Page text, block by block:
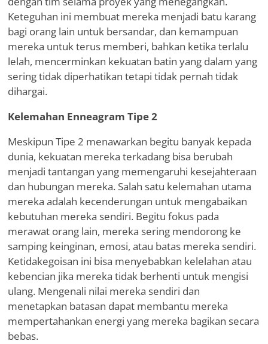
Keteguhan ini membuat mereka menjadi batu karang
bagi orang lain untuk bersandar, dan kemampuan
mereka untuk terus memberi, bahkan ketika terlalu
lelah, mencerminkan kekuatan batin yang dalam yang
sering tidak diperhatikan tetapi tidak pernah tidak
dihargai.
Kelemahan Enneagram Tipe 2
Meskipun Tipe 2 menawarkan begitu banyak kepada
dunia, kekuatan mereka terkadang bisa berubah
menjadi tantangan yang memengaruhi kesejahteraan
dan hubungan mereka. Salah satu kelemahan utama
mereka adalah kecenderungan untuk mengabaikan
kebutuhan mereka sendiri. Begitu fokus pada
merawat orang lain, mereka sering mendorong ke
samping keinginan, emosi, atau batas mereka sendiri.
Ketidakegoisan ini bisa menyebabkan kelelahan atau
kebencian jika mereka tidak berhenti untuk mengisi
ulang. Mengenali nilai mereka sendiri dan
menetapkan batasan dapat membantu mereka
mempertahankan energi yang mereka bagikan secara
bebas.